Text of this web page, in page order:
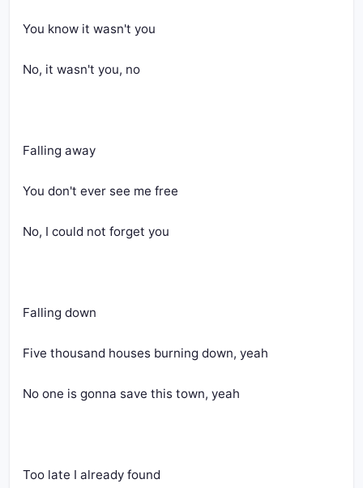
You know it wasn't you
No, it wasn't you, no
Falling away
You don't ever see me free
No, I could not forget you
Falling down
Five thousand houses burning down, yeah
No one is gonna save this town, yeah
Too late I already found